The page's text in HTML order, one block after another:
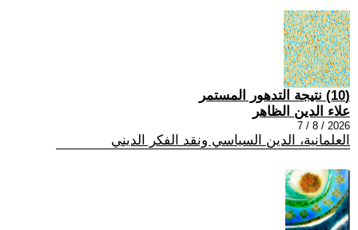
(10) نتيجة التدهور المستمر
علاء الدين الظاهر
2026 / 8 / 7
العلمانية، الدين السياسي ونقد الفكر الديني